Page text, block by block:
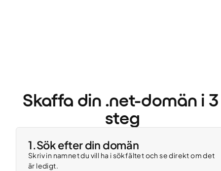
Skaffa din .net-domän i 3
steg
1.Sök efter din domän
Skriv in namnet du vill ha i sökfältet och se direkt om det
är ledigt.